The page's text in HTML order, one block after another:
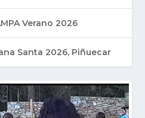
Verano 2026
Santa 2026, Piñuecar